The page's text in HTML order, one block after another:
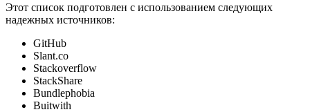
Этот список подготовлен с использованием следующих
надежных источников:
GitHub
Slant.co
Stackoverflow
StackShare
Bundlephobia
Buitwith